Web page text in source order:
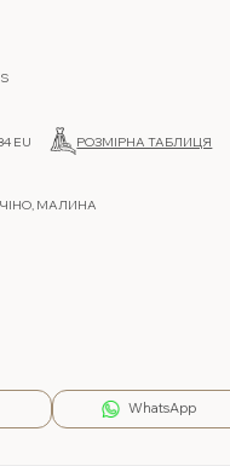
EU РОЗМІРНА ТАБЛИЦЯ
МАЛИНА
WhatsApp